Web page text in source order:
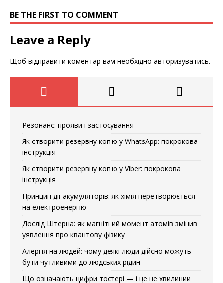
BE THE FIRST TO COMMENT
Leave a Reply
Щоб відправити коментар вам необхідно авторизуватись.
Резонанс: прояви і застосування
Як створити резервну копію у WhatsApp: покрокова
інструкція
Як створити резервну копію у Viber: покрокова
інструкція
Принцип дії акумуляторів: як хімія перетворюється
на електроенергію
Дослід Штерна: як магнітний момент атомів змінив
уявлення про квантову фізику
Алергія на людей: чому деякі люди дійсно можуть
бути чутливими до людських рідин
Що означають цифри тостері — і це не хвилинии